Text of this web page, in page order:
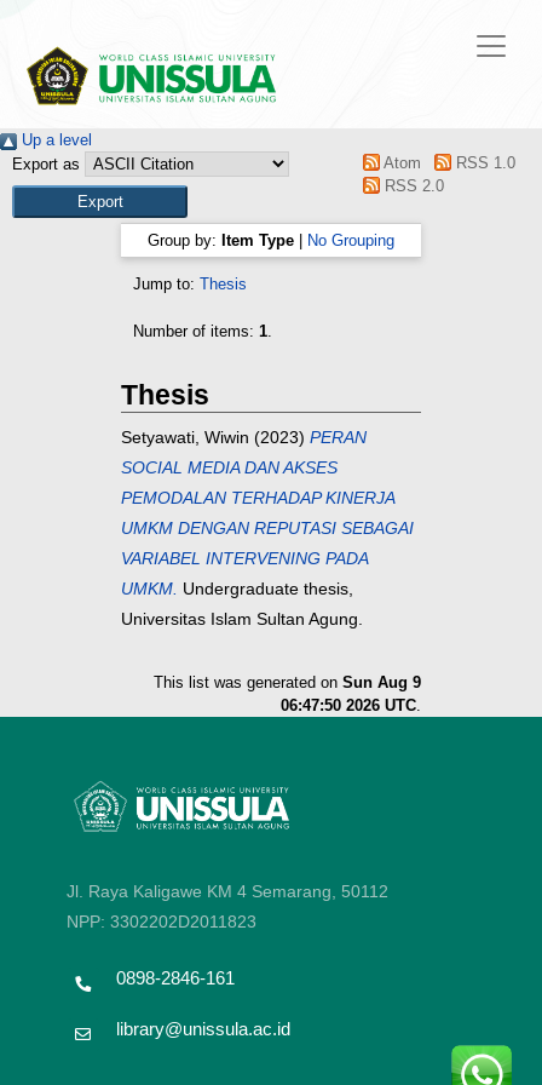
Up a level
Export as
Atom
RSS 1.0
RSS 2.0
Group by: Item Type No Grouping
Jump to: Thesis
Number of items: 1.
Thesis
Setyawati, Wiwin (2023) PERAN
SOCIAL MEDIA DAN AKSES
PEMODALAN TERHADAP KINERJA
UMKM DENGAN REPUTASI SEBAGAI
VARIABEL INTERVENING PADA
UMKM. Undergraduate thesis,
Universitas Islam Sultan Agung.
This list was generated on Sun Aug 9
06:47:50 2026 UTC.
Jl. Raya Kaligawe KM 4 Semarang, 50112
NPP: 3302202D2011823
0898-2846-161
library@unissula.ac.id